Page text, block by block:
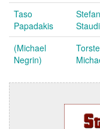
Taso
Papadakis
Stefan
(Michael
Negrin)